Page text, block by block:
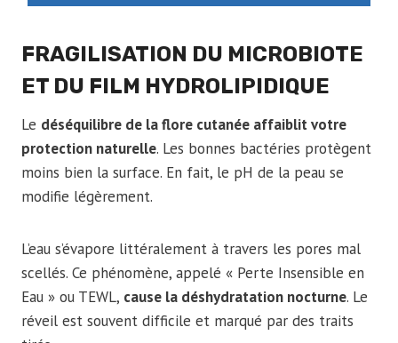
FRAGILISATION DU MICROBIOTE
ET DU FILM HYDROLIPIDIQUE
Le déséquilibre de la flore cutanée affaiblit votre
protection naturelle. Les bonnes bactéries protègent
moins bien la surface. En fait, le pH de la peau se
modifie légèrement.
L’eau s’évapore littéralement à travers les pores mal
scellés. Ce phénomène, appelé « Perte Insensible en
Eau » ou TEWL, cause la déshydratation nocturne. Le
réveil est souvent difficile et marqué par des traits